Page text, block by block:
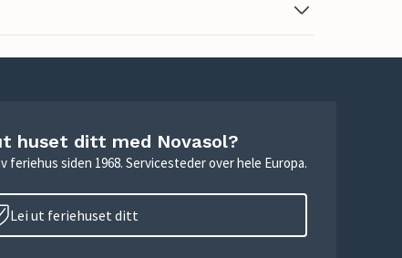
huset ditt med Novasol?
feriehus siden 1968. Servicesteder over hele Europa.
Lei ut feriehuset ditt